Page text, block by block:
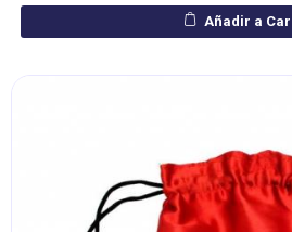
Añadir a